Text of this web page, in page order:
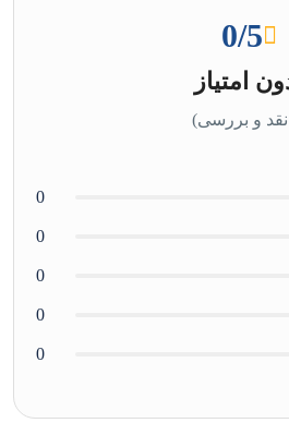
0/5
امتیاز
0
0
0
0
0